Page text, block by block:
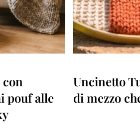
pouf alle
Uncinetto
di mezzo